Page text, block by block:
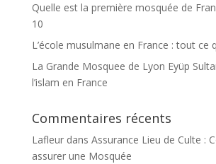
Quelle est la première mosquée de
10
L’école musulmane en France : tout ce
La Grande Mosquee de Lyon Eyüp
l’islam en France
Commentaires récents
Lafleurdans Assurance Lieu de Culte :
assurer une Mosquée